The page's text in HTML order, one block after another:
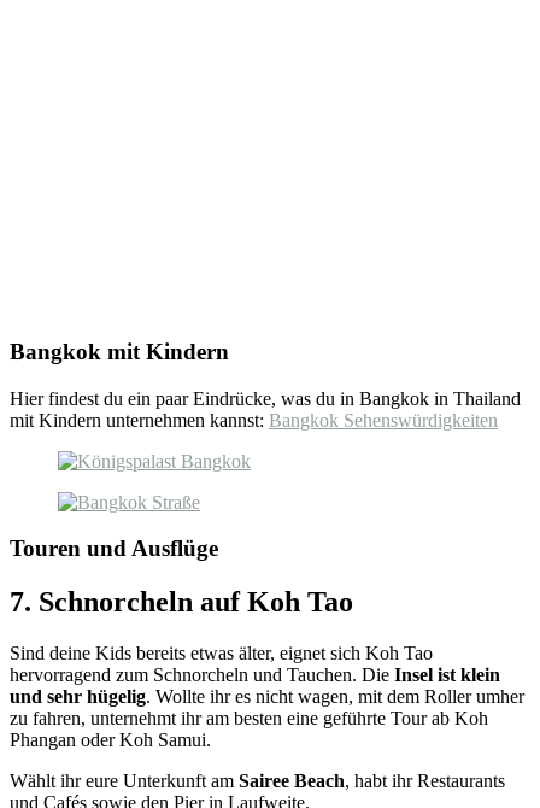
Bangkok mit Kindern
Hier findest du ein paar Eindrücke, was du in Bangkok in Thailand
mit Kindern unternehmen kannst: Bangkok Sehenswürdigkeiten
Touren und Ausflüge
7. Schnorcheln auf Koh Tao
Sind deine Kids bereits etwas älter, eignet sich Koh Tao
hervorragend zum Schnorcheln und Tauchen. Die Insel ist klein
und sehr hügelig. Wollte ihr es nicht wagen, mit dem Roller umher
zu fahren, unternehmt ihr am besten eine geführte Tour ab Koh
Phangan oder Koh Samui.
Wählt ihr eure Unterkunft am Sairee Beach, habt ihr Restaurants
und Cafés sowie den Pier in Laufweite.